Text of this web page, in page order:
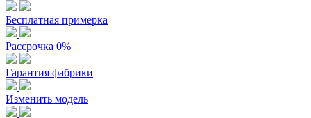
Бесплатная примерка
Рассрочка 0%
Гарантия фабрики
Изменить модель